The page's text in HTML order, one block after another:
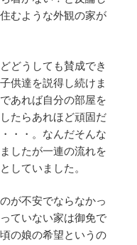
むような外観の家が
どうしても賛成でき
供達を説得し続けま
あれば自分の部屋を
たらあれほど頑固だ
・・。なんだそんな
したが一連の流れを
していました。
が不安でならなかっ
ていない家は御免で
の娘の希望というの